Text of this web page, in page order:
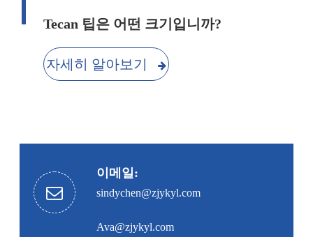
Tecan 팁은 어떤 크기입니까?
자세히 알아보기
이메일:
sindychen@zjykyl.com
Ava@zjykyl.com